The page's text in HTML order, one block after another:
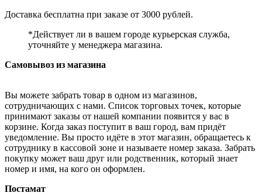
Доставка бесплатна при заказе от 3000 рублей.
*Действует ли в вашем городе курьерская служба,
уточняйте у менеджера магазина.
Самовывоз из магазина
Вы можете забрать товар в одном из магазинов,
сотрудничающих с нами. Список торговых точек, которые
принимают заказы от нашей компании появится у вас в
корзине. Когда заказ поступит в ваш город, вам придёт
уведомление. Вы просто идёте в этот магазин, обращаетесь к
сотруднику в кассовой зоне и называете номер заказа. Забрать
покупку может ваш друг или родственник, который знает
номер и имя, на кого он оформлен.
Постамат